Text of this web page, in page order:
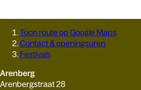
Toon route op Google Maps
Contact & openingsuren
Festivals
Arenberg
Arenbergstraat 28